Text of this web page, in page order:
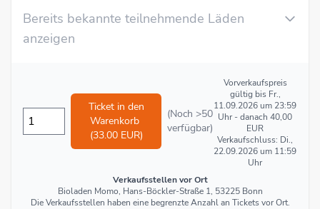
Bereits bekannte teilnehmende Läden
anzeigen
Ticket in den
Warenkorb
(33.00 EUR)
(Noch >50
verfügbar)
Vorverkaufspreis
gültig bis Fr.,
11.09.2026 um 23:59
Uhr - danach 40,00
EUR
Verkaufschluss: Di.,
22.09.2026 um 11:59
Uhr
Verkaufsstellen vor Ort
Bioladen Momo, Hans-Böckler-Straße 1, 53225 Bonn
Die Verkaufsstellen haben eine begrenzte Anzahl an Tickets vor Ort.